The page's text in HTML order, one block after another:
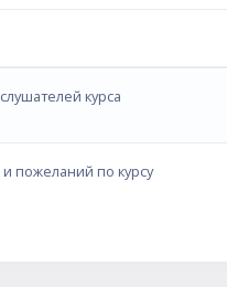
курса
пожеланий по курсу